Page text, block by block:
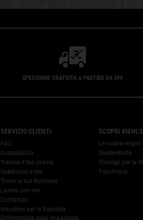
SPEDIZIONE GRATUITA A PARTIRE DA 49€
SERVIZIO CLIENTI
FAQ
Accessibilità
Traccia il tuo ordine
Spedizioni e resi
Trova la tua Boutique
Lavora con noi
Contattaci
Istruzioni per la Raccolta
Differenziata degli Imballaggi
SCOPRI KIEHL'S
Le nostre origini
Sostenibilità
Consigli per la
Filantropia